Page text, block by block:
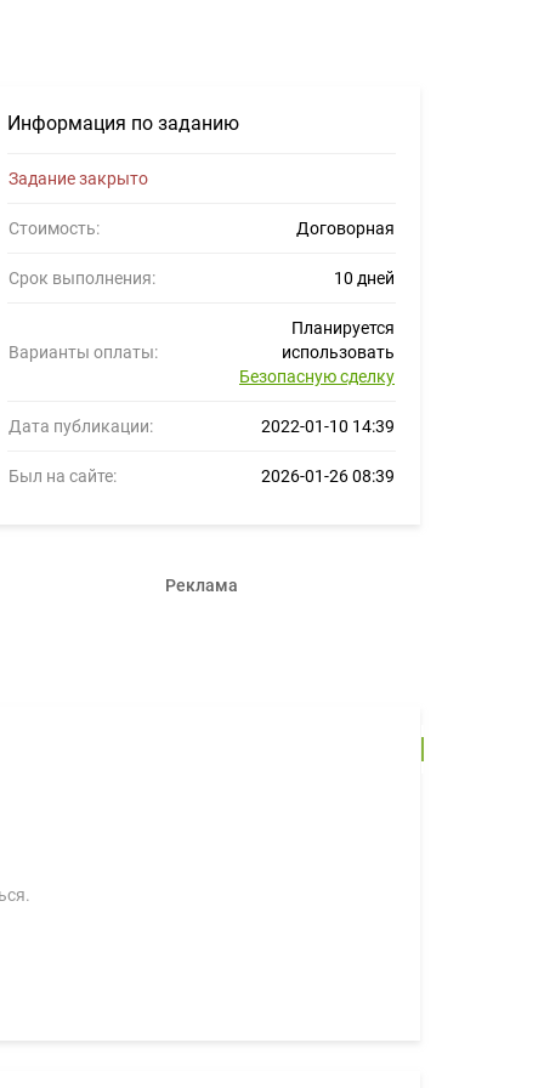
Информация по заданию
Задание закрыто
Стоимость: Договорная
Срок выполнения: 10 дней
Варианты оплаты:
Планируется
использовать
Безопасную сделку
Дата публикации: 2022-01-10 14:39
Был на сайте: 2026-01-26 08:39
Реклама